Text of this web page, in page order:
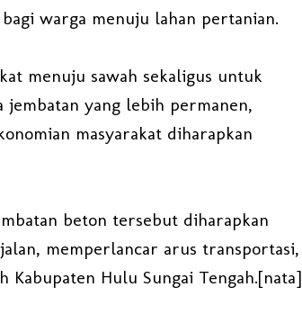
warga menuju lahan pertanian.
menuju sawah sekaligus untuk
jembatan yang lebih permanen,
masyarakat diharapkan
beton tersebut diharapkan
memperlancar arus transportasi,
Kabupaten Hulu Sungai Tengah.[nata]